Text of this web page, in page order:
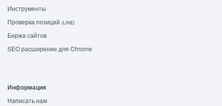
Инструменты
Проверка позиций (LINE)
Биржа сайтов
SEO расширение для Chrome
Информация
Написать нам